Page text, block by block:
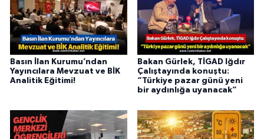
Basın İlan Kurumu’ndan
Yayıncılara Mevzuat ve BİK
Analitik Eğitimi!
Bakan Gürlek, TİGAD Iğdır
Çalıştayında konuştu:
“Türkiye pazar günü yeni
bir aydınlığa uyanacak”